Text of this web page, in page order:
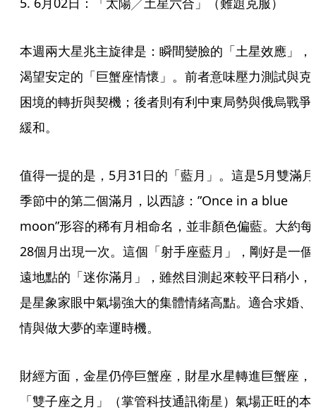
本週兩大星兆主旋律是：瞬間變臉的「土星效應」，
渴望安定的「巨蟹座情懷」。前者意味壓力測試與克
困境的轉折與契機；後者則有利中東局勢與俄烏戰爭
緩和。
值得一提的是，5月31日的「藍月」。這是5月雙滿月
季節中的第二個滿月，以西諺：”Once in a blue
moon”形容的稀有月相命名，並非顏色偏藍。大約每
28個月出現一次。這個「射手座藍月」，剛好是一個
遠地點的「迷你滿月」，雖然目測起來較平日稍小，
是星象家眼中氣場強大的集體情緒高點。適合求婚、
情與做大夢的幸運時機。
財經方面，金星仍停巨蟹座，財星水星轉進巨蟹座，
「雙子座之月」（掌管科技通訊衛星）氣場正旺的本